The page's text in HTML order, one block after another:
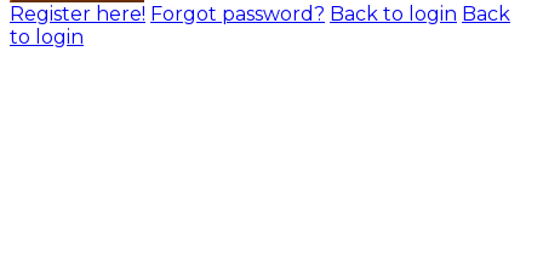
Register here! Forgot password? Back to login Back
to login